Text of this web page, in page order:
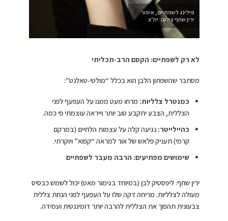
פילינג לשפתיים, איפור
ירין שחף צילום: יח’צ
לא רק לשפתיים: הקסם הרב-תכליתי
מסתבר שהשפתון הלבן הוא בכלל “מולטי-טאלנט”:
כמנטרל צלליות: מרחו מעט ממנו על העפעף לפני
הצללית, הצבע יתקבע טוב יותר וייראה עוצמתי פי כמה.
כהיילייטר: נגיעה קלה על עצמות הלחיים (במרקם
קרמי) תעניק פלאש של אור למראה “קפוא” ויוקרתי.
שימושים מפתיעים: הרבה מעבר לשפתיים
ירין שחף: ליפסטיק לבן (במיוחד בגימור מאט) יכול לשמש כבסיס
מעולה לצלליות. מריחה דקה שלו על העפעף לפני הנחת צללית
צבעונית תהפוך את הצללית להרבה יותר דומיננטית ועמידה.